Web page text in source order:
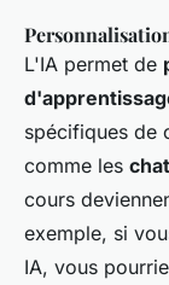
L'IA permet de
spécifiques de
comme les
cours
exemple, si
IA, vous